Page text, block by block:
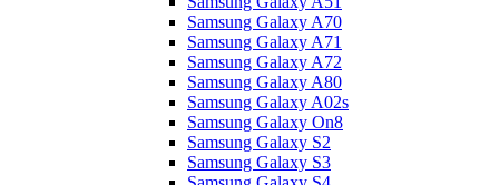
Samsung Galaxy A70
Samsung Galaxy A71
Samsung Galaxy A72
Samsung Galaxy A80
Samsung Galaxy A02s
Samsung Galaxy On8
Samsung Galaxy S2
Samsung Galaxy S3